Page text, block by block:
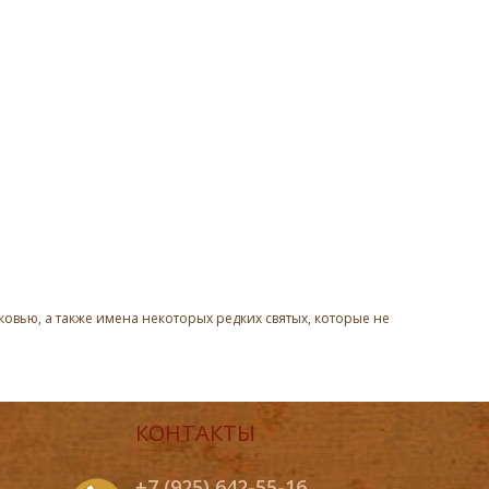
а также имена некоторых редких святых, которые не
КОНТАКТЫ